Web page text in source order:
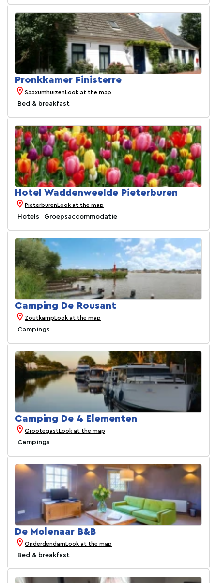
Pronkkamer Finisterre
SaaxumhuizenLook at the map
Bed & breakfast
Hotel Waddenweelde Pieterburen
PieterburenLook at the map
Hotels Groepsaccommodatie
Camping De Rousant
ZoutkampLook at the map
Campings
Camping De 4 Elementen
GrootegastLook at the map
Campings
De Molenaar B&B
OnderdendamLook at the map
Bed & breakfast